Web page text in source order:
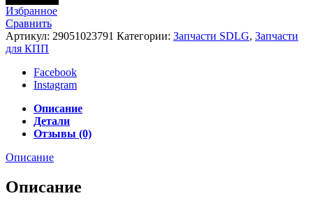
Избранное
Сравнить
Артикул: 29051023791 Категории: Запчасти SDLG, Запчасти
для КПП
Facebook
Instagram
Описание
Детали
Отзывы (0)
Описание
Описание